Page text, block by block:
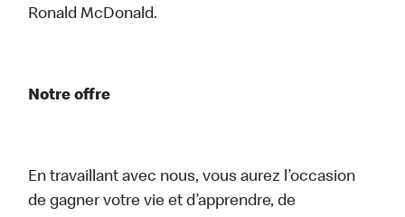
Ronald McDonald.
Notre offre
En travaillant avec nous, vous aurez l’occasion
de gagner votre vie et d’apprendre, de